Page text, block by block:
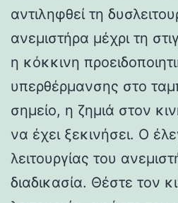
αντιληφθεί τη
ανεμιστήρα μέχρι τη
η κόκκινη
υπερθέρμανσης στο
σημείο, η ζημιά στον
να έχει ξεκινήσει. Ο
λειτουργίας του
διαδικασία. Θέστε τον